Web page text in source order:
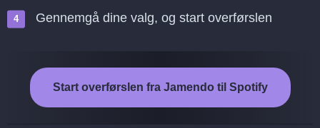
Gennemgå dine valg, og start overførslen
Start overførslen fra Jamendo til Spotify